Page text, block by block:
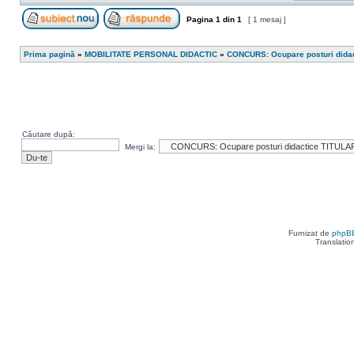
Pagina 1 din 1 [ 1 mesaj ]
Prima pagină » MOBILITATE PERSONAL DIDACTIC » CONCURS: Ocupare posturi
Căutare după:
Mergi la:
Furnizat de